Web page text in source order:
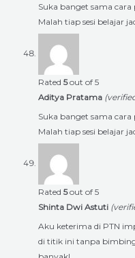
Suka banget sama
Malah tiap sesi belajar
Rated 5out of 5
Aditya Pratama
Suka banget sama
Malah tiap sesi belajar
Rated 5out of 5
Shinta Dwi Astuti
Aku keterima di PTN
di titik ini tanpa